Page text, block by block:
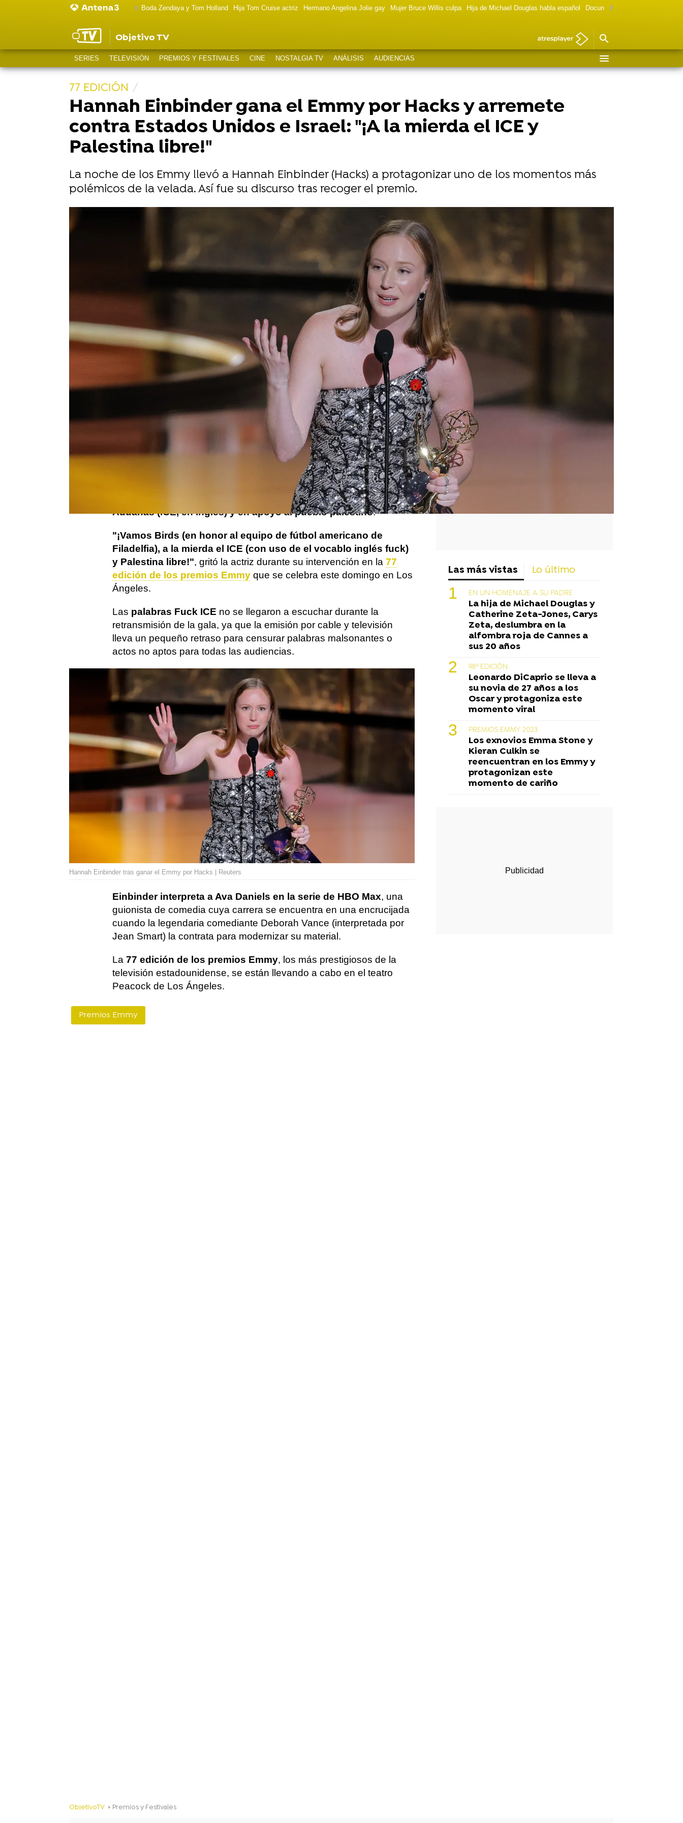
Boda Zendaya y Tom Holland Hija Tom Cruise actriz Hermano Angelina Jolie gay Mujer Bruce Willis culpa Hija de Michael Douglas habla español Documental Las chicas Gilmore
Objetivo TV
SERIES TELEVISIÓN PREMIOS Y FESTIVALES CINE NOSTALGIA TV ANÁLISIS AUDIENCIAS
77 EDICIÓN
Hannah Einbinder gana el Emmy por Hacks y arremete
contra Estados Unidos e Israel: "¡A la mierda el ICE y
Palestina libre!"
La noche de los Emmy llevó a Hannah Einbinder (Hacks) a protagonizar uno de los momentos más
polémicos de la velada. Así fue su discurso tras recoger el premio.
The Studio bate récord en los Emmy seguidos por Adolescencia y The Pitt en una noche histórica con gritos de apoyo a
WhatsappFacebook
X Flipboard
La estrella de Hacks Hannah Einbinder, cerró su discurso tras
recoger el Emmy a mejor actriz de reparto en una serie de comedia,
Servicio de Inmigración y Control de
Aduanas (ICE, en inglés) y en apoyo al pueblo palestino.
"¡Vamos Birds (en honor al equipo de fútbol americano de
Filadelfia), a la mierda el ICE (con uso de el vocablo inglés fuck)
y Palestina libre!", gritó la actriz durante su intervención en la 77
edición de los premios Emmy que se celebra este domingo en Los
Ángeles.
Las palabras Fuck ICE no se llegaron a escuchar durante la
retransmisión de la gala, ya que la emisión por cable y televisión
lleva un pequeño retraso para censurar palabras malsonantes o
actos no aptos para todas las audiencias.
Hannah Einbinder tras ganar el Emmy por Hacks | Reuters
Einbinder interpreta a Ava Daniels en la serie de HBO Max, una
guionista de comedia cuya carrera se encuentra en una encrucijada
cuando la legendaria comediante Deborah Vance (interpretada por
Jean Smart) la contrata para modernizar su material.
La 77 edición de los premios Emmy, los más prestigiosos de la
televisión estadounidense, se están llevando a cabo en el teatro
Peacock de Los Ángeles.
Premios Emmy
ObjetivoTV » Premios y Festivales
Las más vistas Lo último
EN UN HOMENAJE A SU PADRE
La hija de Michael Douglas y
Catherine Zeta-Jones, Carys
Zeta, deslumbra en la
alfombra roja de Cannes a
sus 20 años
98º EDICIÓN
Leonardo DiCaprio se lleva a
su novia de 27 años a los
Oscar y protagoniza este
momento viral
PREMIOS EMMY 2023
Los exnovios Emma Stone y
Kieran Culkin se
reencuentran en los Emmy y
protagonizan este
momento de cariño